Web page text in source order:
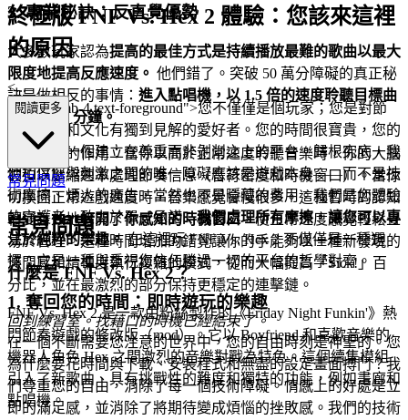
3. 專業秘訣：反直覺優勢
大多數玩家認為提高的最佳方式是持續播放最難的歌曲以最大
限度地提高反應速度。 他們錯了。突破 50 萬分障礙的真正秘
訣是做相反的事情： 進入點唱機，以 1.5 倍的速度聆聽目標曲
目至少 15 分鐘。
這就是它的作用：當你以高於正常速度聆聽音樂時，你的大腦
被迫以壓縮速率處理節奏信息（音符密度和時機窗口）。當你
切換回正常遊戲速度時，音樂感覺會慢很多。這種暫時的認知
轉變有效地打開了你感知的時機窗口，使正常速度感覺輕鬆且
易於管理。這種時間增加的錯覺讓你的手能夠以一種新發現的
悠閒感和精準度執行複雜的模式，從而大幅提高「Sick!」百
分比，並在最激烈的部分保持更穩定的連擊鏈。
回到練習室。找藉口的時機已經結束了。
終極版 FNF Vs. Hex 2 體驗：您該來這裡
的原因
<...
p class="mb-4 text-foreground">您不僅僅是個玩家；您是對節
奏、挑戰和文化有獨到見解的愛好者。您的時間很寶貴，您的
熱情值得一個建立在尊重而非剝削之上的平台。歸根究底，我
們相信您與刺激之間的唯一障礙應該是遊戲本身——而不是技
術摩擦、煩人的廣告，當然也不是隱藏的費用。我們是您體驗
的守護者，致力於單一承諾：我們處理所有摩擦，讓您可以專
注於純粹的樂趣。在這裡玩 FNF Vs. Hex 2 不僅僅是一種選
擇；它是一種與重視您信任勝過一切的平台的哲學對齊。
1. 奪回您的時間：即時遊玩的樂趣
在一個不斷需要您注意的世界中，您的自由時刻是神聖的。您
為什麼要花時間與下載、安裝程式和無盡的設定畫面搏鬥？我
們尊重您的自由，消除了每一個技術障礙。情感上的好處是立
即的滿足感，並消除了將期待變成煩惱的挫敗感。我們的技術
閱讀更多
常見問題
常見問題
什麼是 FNF Vs. Hex 2？
FNF Vs. Hex 2 是一款由粉絲製作的《Friday Night Funkin'》熱
門節奏遊戲的修改版（mod）。它以 Boyfriend 和喜歡音樂的
機器人角色 Hex 之間激烈的音樂對戰為特色。這個續集模組
引入了新歌曲、具有挑戰性的難度和獨特的功能，例如畫廊和
點唱機。